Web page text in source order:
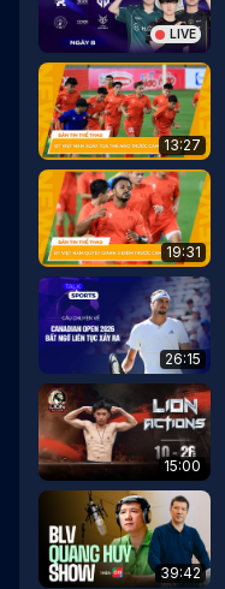
LIVE
13:27
19:31
26:15
15:00
39:42